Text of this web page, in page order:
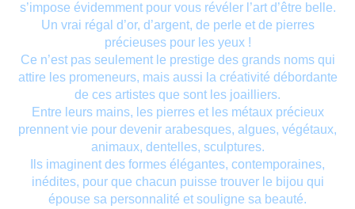
s’impose évidemment pour vous révéler l’art d’être belle.
Un vrai régal d’or, d’argent, de perle et de pierres
précieuses pour les yeux !
Ce n’est pas seulement le prestige des grands noms qui
attire les promeneurs, mais aussi la créativité débordante
de ces artistes que sont les joailliers.
Entre leurs mains, les pierres et les métaux précieux
prennent vie pour devenir arabesques, algues, végétaux,
animaux, dentelles, sculptures.
Ils imaginent des formes élégantes, contemporaines,
inédites, pour que chacun puisse trouver le bijou qui
épouse sa personnalité et souligne sa beauté.